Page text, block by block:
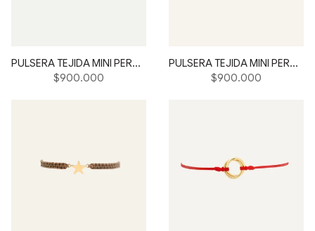
PULSERA TEJIDA MINI PERSONAL HEART
Precio
$900.000
PULSERA TEJIDA MINI PERSONAL BARRA
Precio
$900.000